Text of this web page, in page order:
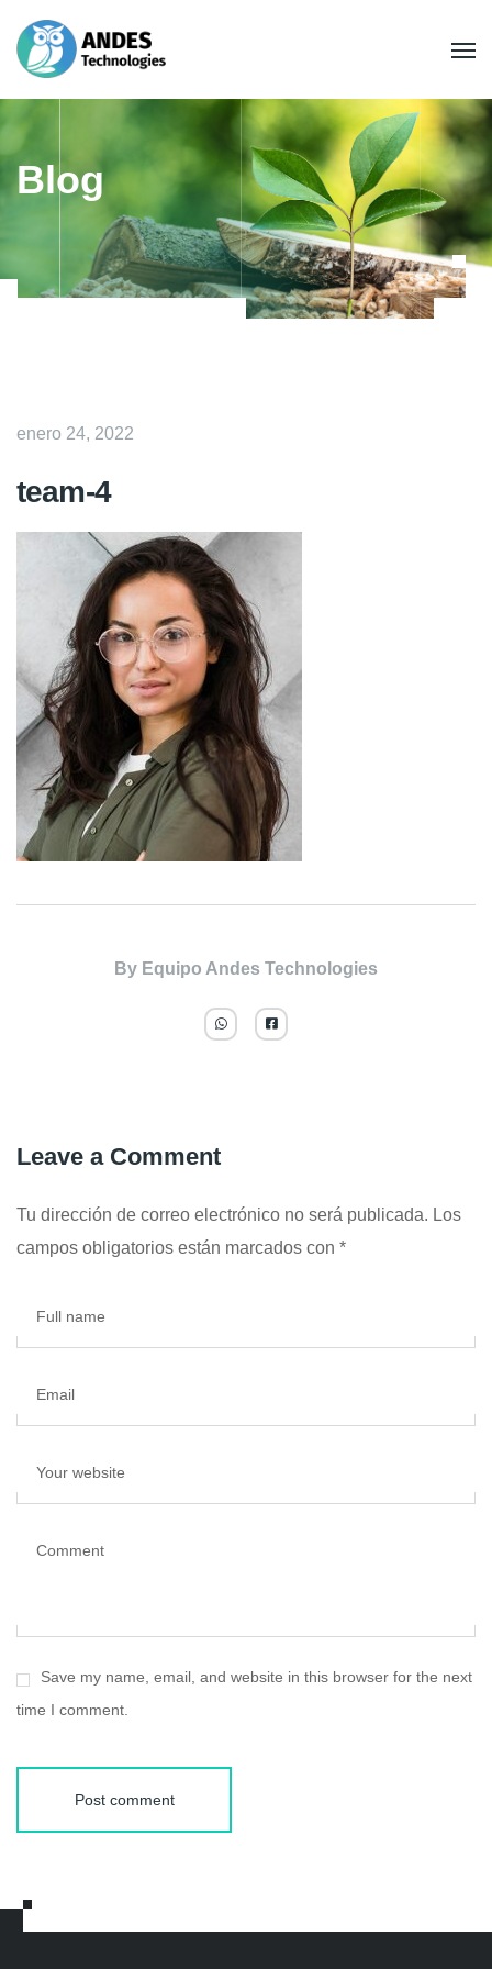
Blog
enero 24, 2022
team-4
By Equipo Andes Technologies
Leave a Comment
Tu dirección de correo electrónico no será publicada. Los
campos obligatorios están marcados con *
Full name
Email
Your website
Comment
Save my name, email, and website in this browser for the next
time I comment.
Post comment